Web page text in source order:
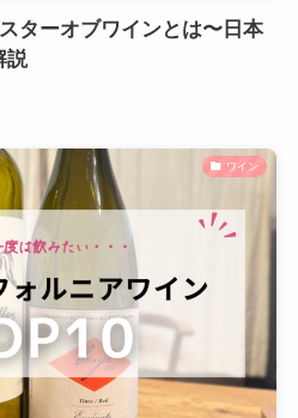
ターオブワインとは〜日本
説
ワイン